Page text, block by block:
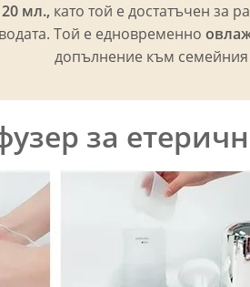
мл., като той е достатъчен за
Той е едновременно
допълнение към
за